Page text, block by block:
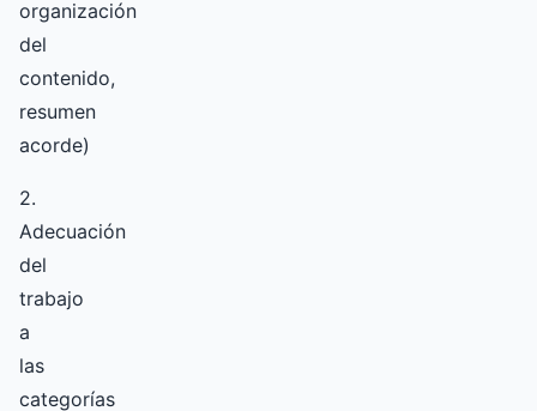
organización
del
contenido,
resumen
acorde)
2.
Adecuación
del
trabajo
a
las
categorías